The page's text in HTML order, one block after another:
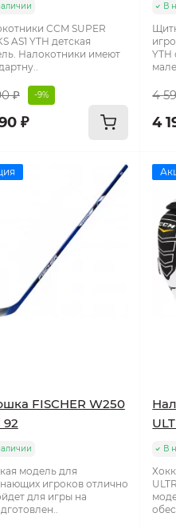
CCM SUPER
AS1 YTH детская
Налокотники имеют
₽ -9%
₽
В
YTH
4
4
FISCHER W250
92
модель для
игроков отлично
для игры на
В